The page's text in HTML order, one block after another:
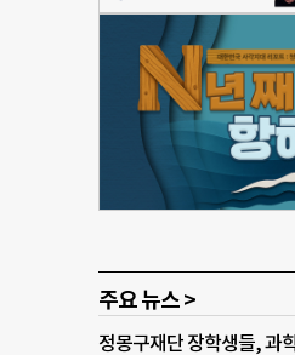
주요 뉴스 >
정몽구재단 장학생들, 과